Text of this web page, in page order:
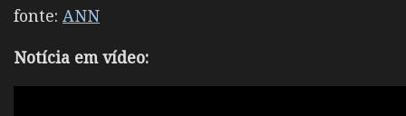
fonte: ANN
Notícia em vídeo: